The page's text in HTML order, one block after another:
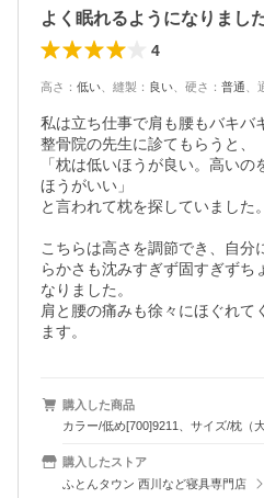
よく眠れるようになりました
4
高さ ： 低い 縫製 ： 良い 硬さ ： 普通
私は立ち仕事で肩も腰もバキバ
整骨院の先生に診てもらうと、
「枕は低いほうが良い。高い
ほうがいい」
と言われて枕を探していました。
こちらは高さを調節でき、自分
らかさも沈みすぎず固すぎずち
なりました。
肩と腰の痛みも徐々にほぐれて
ます。
購入した商品
カラー/低め[700]9211、サイズ/枕（
購入したストア
ふとんタウン 西川など寝具専門店